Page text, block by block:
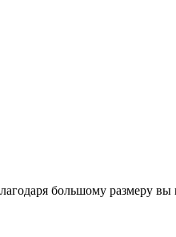
большому размеру